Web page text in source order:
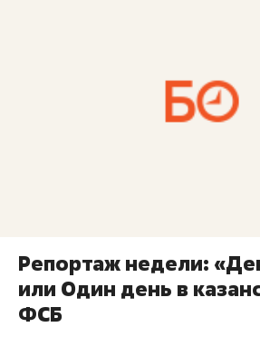
Репортаж недели:
или Один день в
ФСБ